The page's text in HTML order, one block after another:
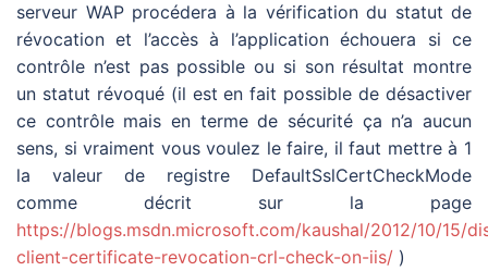
serveur WAP procédera à la vérification du statut de
révocation et l’accès à l’application échouera si ce
contrôle n’est pas possible ou si son résultat montre
un statut révoqué (il est en fait possible de désactiver
ce contrôle mais en terme de sécurité ça n’a aucun
sens, si vraiment vous voulez le faire, il faut mettre à 1
la valeur de registre DefaultSslCertCheckMode
comme décrit sur la page
https://blogs.msdn.microsoft.com/kaushal/2012/10/15/
client-certificate-revocation-crl-check-on-iis/ )